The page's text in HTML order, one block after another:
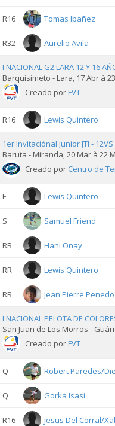
R16 Tomas Ibañez
R32 Aurelio Avila
I NACIONAL G2 LARA 12 Y 16
Barquisimeto - Lara, 17 Abr à
Creado porFVT
R16 Lewis Quintero
1er Invitaciónal Junior JTI - 12VS
Baruta - Miranda, 20 Mar à 22
Creado por Centro de
F Lewis Quintero
S Samuel Friend
RR Hani Onay
RR Lewis Quintero
RR Jean Pierre Penedo
I NACIONAL PELOTA DE
San Juan de Los Morros -
Creado porFVT
Q Robert Paredes/
Q Gorka Isasi
R16 Jesus Del Corral/